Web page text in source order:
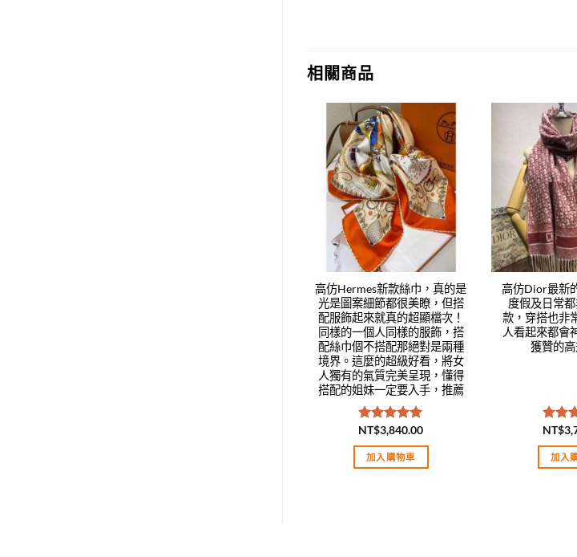
相關商品
Add to
wishlist
高仿Hermes新款絲巾，真的是
光是圖案細節都很美瞭，但搭
配服飾起來就真的超顯檔次！
同樣的一個人同樣的服飾，搭
配絲巾個不搭配那絕對是兩種
境界。這麼的超級好看，將女
人獨有的氣質完美呈現，懂得
搭配的姐妹一定要入手，推薦
評分5.00
滿分 5
NT$3,840.00
加入購物車
高仿Dior最新
度假及日常
款，穿搭也非
人看起來都會
獲贊的
評分
滿分
NT$
加入